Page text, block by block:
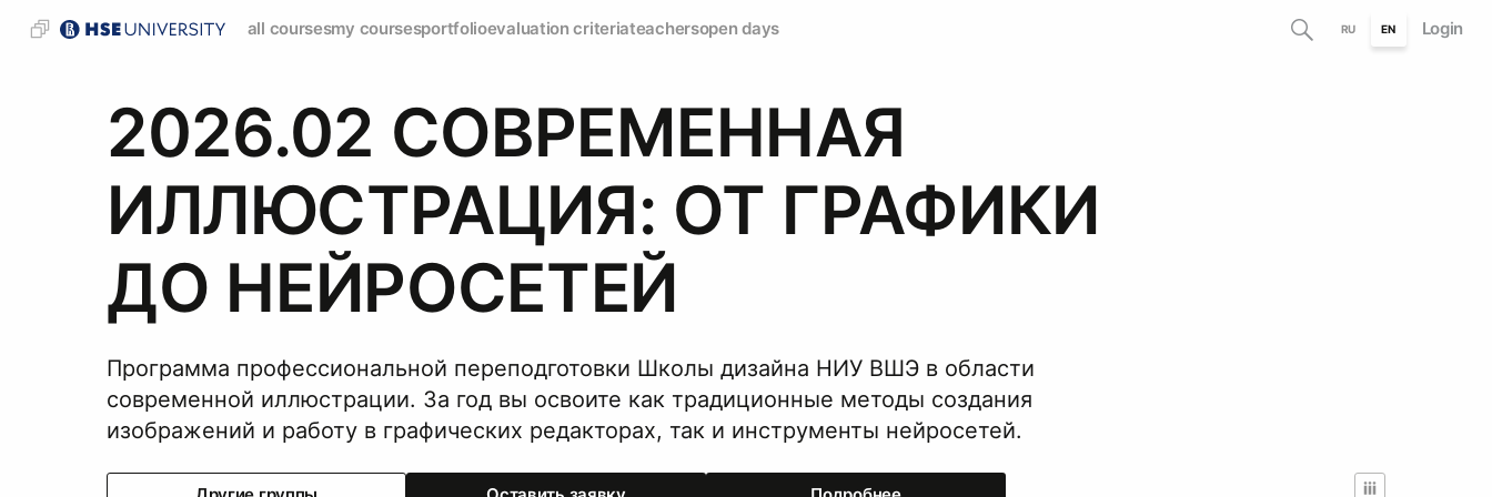
all coursesmy coursesportfolioevaluation criteriateachersopen days RU EN Login
2026.02 СОВРЕМЕННАЯ
ИЛЛЮСТРАЦИЯ: ОТ ГРАФИКИ
ДО НЕЙРОСЕТЕЙ
Программа профессиональной переподготовки Школы дизайна НИУ ВШЭ в области
современной иллюстрации. За год вы освоите как традиционные методы создания
изображений и работу в графических редакторах, так и инструменты нейросетей.